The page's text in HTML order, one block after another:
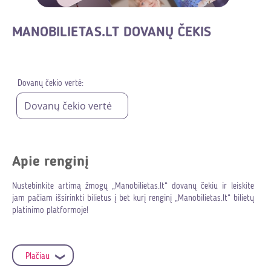
MANOBILIETAS.LT DOVANŲ ČEKIS
Dovanų čekio vertė:
Apie renginį
Nustebinkite artimą žmogų „Manobilietas.lt“ dovanų čekiu ir leiskite
jam pačiam išsirinkti bilietus į bet kurį renginį „Manobilietas.lt“ bilietų
platinimo platformoje!
„Manobilietas.lt“ dovanų čekis:
- galioja vienerius metus (skaičiuojant nuo pirkimo datos)
Plačiau